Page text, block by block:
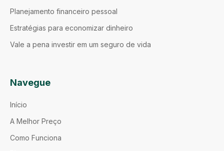
Planejamento financeiro pessoal
Estratégias para economizar dinheiro
Vale a pena investir em um seguro de vida
Navegue
Início
A Melhor Preço
Como Funciona